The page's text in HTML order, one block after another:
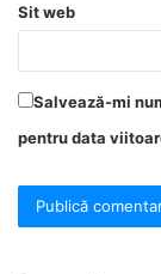
Sit web
Salvează-mi
pentru data